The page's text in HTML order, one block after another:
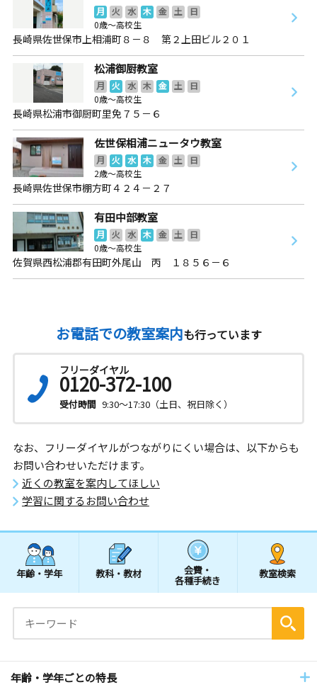
月 火 水 木 金 土
日
0歳～高校生
長崎県佐世保市上相浦町８－８ 第２上田ビル２０１
松浦御厨教室
月 火 水 木 金 土
日
0歳～高校生
長崎県松浦市御厨町里免７５－６
佐世保相浦ニュータウ教室
月 火 水 木 金 土
日
2歳～高校生
長崎県佐世保市棚方町４２４－２７
有田中部教室
月 火 水 木 金 土
日
0歳～高校生
佐賀県西松浦郡有田町外尾山 丙 １８５６－６
お電話での教室案内も行っています
フリーダイヤル
0120-372-100
受付時間 9:30～17:30（土日、祝日除く）
なお、フリーダイヤルがつながりにくい場合は、以下からも
お問い合わせいただけます。
近くの教室を案内してほしい
学習に関するお問い合わせ
年齢・学年 教科・教材 会費・
各種手続き
教室検索
年齢・学年ごとの特長